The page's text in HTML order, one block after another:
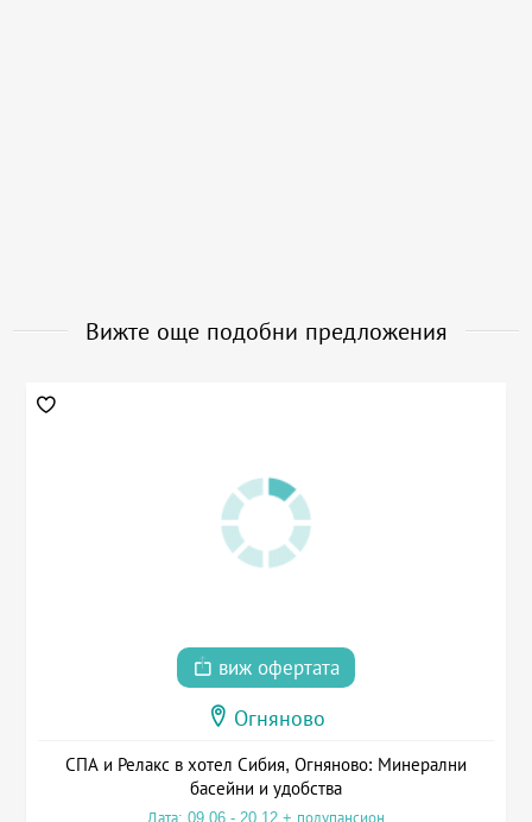
Вижте още подобни предложения
виж офертата
Огняново
СПА и Релакс в хотел Сибия, Огняново: Минерални
басейни и удобства
Дата: 09.06 - 20.12 + полупансион